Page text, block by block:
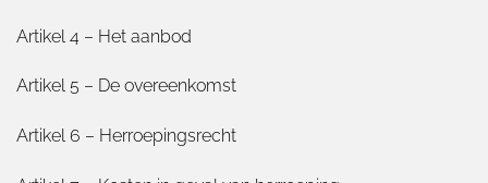
Artikel 4 – Het aanbod
Artikel 5 – De overeenkomst
Artikel 6 – Herroepingsrecht